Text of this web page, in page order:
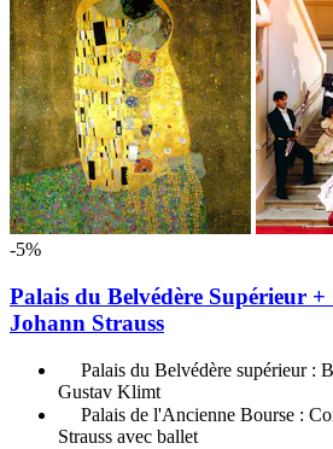
-5%
Palais du Belvédère Supérieur
Johann Strauss
Palais du Belvédère supérieur :
Gustav Klimt
Palais de l'Ancienne Bourse :
Strauss avec ballet